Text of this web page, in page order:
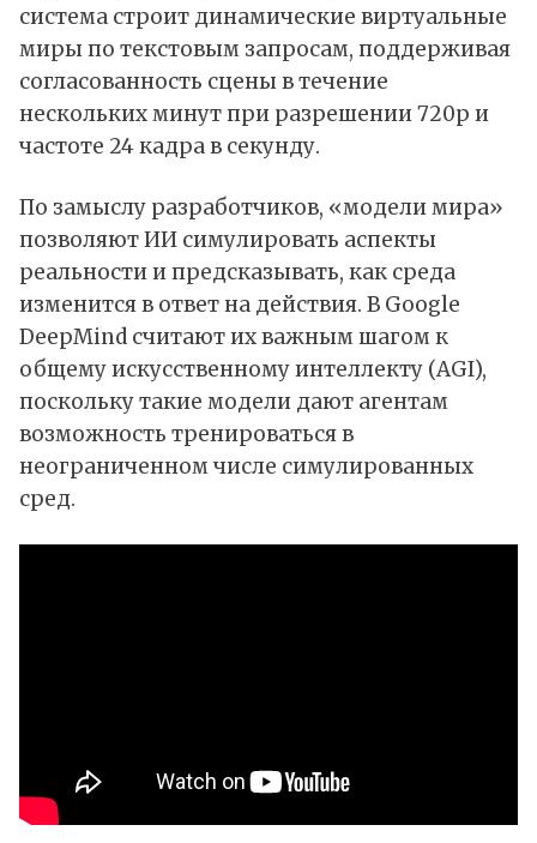
система строит динамические виртуальные
миры по текстовым запросам, поддерживая
согласованность сцены в течение
нескольких минут при разрешении 720p и
частоте 24 кадра в секунду.
По замыслу разработчиков, «модели мира»
позволяютИИ симулировать аспекты
реальности и предсказывать, как среда
изменится в ответ на действия. В Google
DeepMind считают их важным шагом к
общему искусственному интеллекту (AGI),
поскольку такие модели дают агентам
возможность тренироваться в
неограниченном числе симулированных
сред.